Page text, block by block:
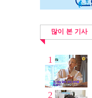
많이 본 기사
1
2